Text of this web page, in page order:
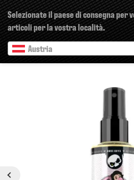
Selezionate il paese di consegna per
articoli per la vostra località.
Austria
Precedente